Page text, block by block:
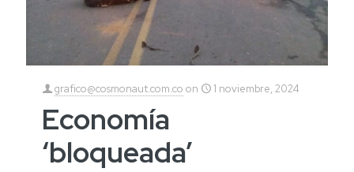
grafico@cosmonaut.com.co on 1 noviembre, 2024
Economía
‘bloqueada’